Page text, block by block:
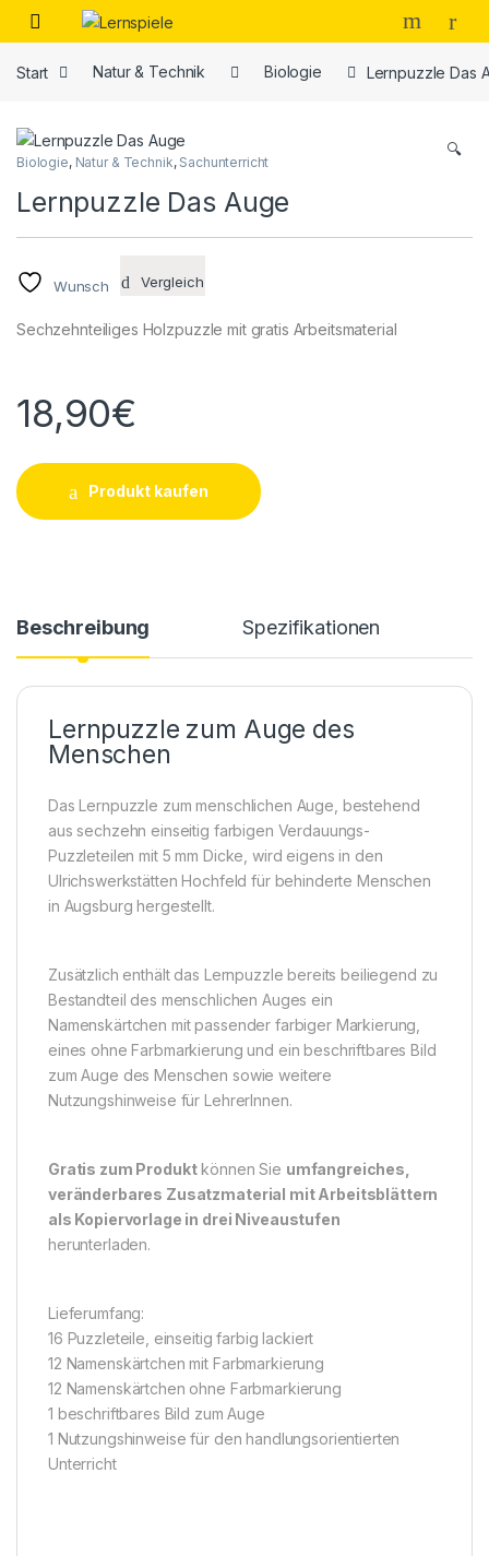
Skip to navigation
Skip to content
Start Natur & Technik Biologie Lernpuzzle Das
🔍
Biologie, Natur & Technik, Sachunterricht
Lernpuzzle Das Auge
Wunsch Vergleich
Sechzehnteiliges Holzpuzzle mit gratis Arbeitsmaterial
18,90€
Produkt kaufen
Beschreibung Spezifikationen
Lernpuzzle zum Auge des
Menschen
Das Lernpuzzle zum menschlichen Auge, bestehend
aus sechzehn einseitig farbigen Verdauungs-
Puzzleteilen mit 5 mm Dicke, wird eigens in den
Ulrichswerkstätten Hochfeld für behinderte Menschen
in Augsburg hergestellt.
Zusätzlich enthält das Lernpuzzle bereits beiliegend zu
Bestandteil des menschlichen Auges ein
Namenskärtchen mit passender farbiger Markierung,
eines ohne Farbmarkierung und ein beschriftbares Bild
zum Auge des Menschen sowie weitere
Nutzungshinweise für LehrerInnen.
Gratis zum Produktkönnen Sie umfangreiches,
veränderbares Zusatzmaterial mit Arbeitsblättern
als Kopiervorlage in drei Niveaustufen
herunterladen.
Lieferumfang:
16 Puzzleteile, einseitig farbig lackiert
12 Namenskärtchen mit Farbmarkierung
12 Namenskärtchen ohne Farbmarkierung
1 beschriftbares Bild zum Auge
1 Nutzungshinweise für den handlungsorientierten
Unterricht